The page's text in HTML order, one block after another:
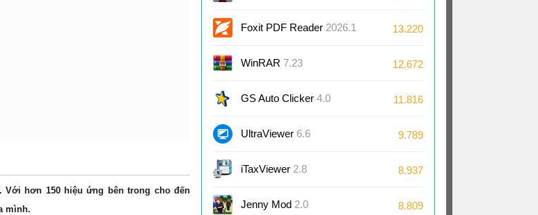
Với hơn 150 hiệu ứng bên trong cho đến
mình.
Bách Khoa
Foxit PDF Reader 2026.1 13.220
WinRAR 7.23 12.672
GS Auto Clicker 4.0 11.816
UltraViewer 6.6 9.789
iTaxViewer 2.8 8.937
Jenny Mod 2.0 8.809